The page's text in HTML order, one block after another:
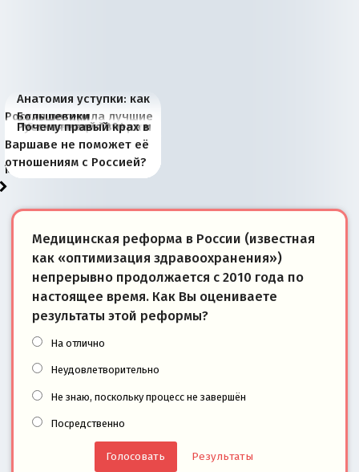
Анатомия уступки: как
Россия потеряла лучшие
рыбопромысловые
районы Баренцева
моря
Большевики
отличаются от «Яблока»
тем, что они -
победители
Киевская марионетка
Запада рассказала о
«переобувании» хозяев
В России назрели
перемены: 15 шагов к
суверенной экономике
Миграционный пожар
Европы
Россия начинает
сбрасывать балласт
Анкориджа
Россия зимой 1904
года: первые уступки во
внутренней политике
Русская нация вчера и
сегодня
Почему правый крах в
Варшаве не поможет её
отношениям с Россией?
Медицинская реформа в России (известная
как «оптимизация здравоохранения»)
непрерывно продолжается с 2010 года по
настоящее время. Как Вы оцениваете
результаты этой реформы?
На отлично
Неудовлетворительно
Не знаю, поскольку процесс не завершён
Посредственно
Результаты